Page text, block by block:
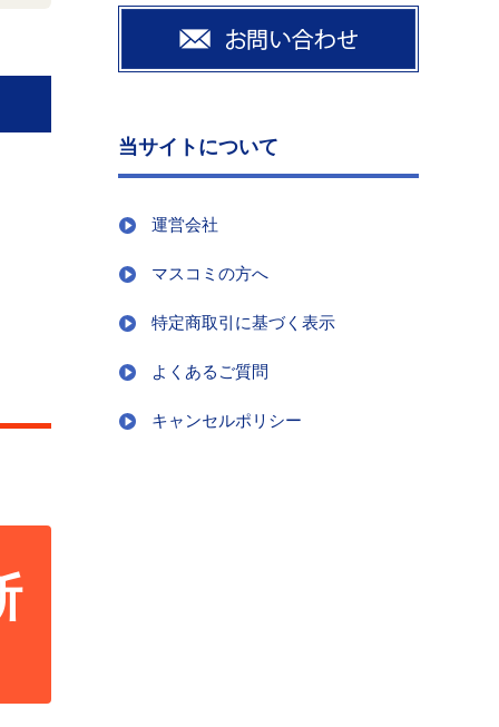
当サイトについて
運営会社
マスコミの方へ
特定商取引に基づく表示
よくあるご質問
キャンセルポリシー